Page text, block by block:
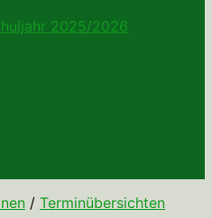
2025/2026
/ Terminübersichten